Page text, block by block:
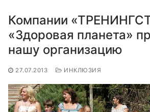
Компании
«Здоровая планета»
нашу организацию
27.07.2013 ИНКЛЮЗИЯ